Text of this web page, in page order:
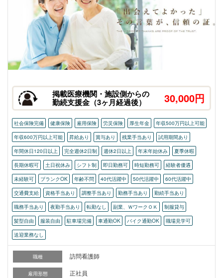
掲載医療機関・施設側からの
勤続支援金（3ヶ月経過後） 30,000円
社会保険完備 健康保険 雇用保険 労災保険 厚生年金
年収500万円以上可能
年収600万円以上可能
昇給あり 賞与あり 残業手当あり
試用期間あり
年間休日120日以上
完全週休2日制 週休2日以上 年末年始休み
夏季休暇
長期休暇可
土日祝休み シフト制 即日勤務可 時短勤務可
経験者優遇
未経験可
ブランクOK 年齢不問 40代活躍中 50代活躍中
60代活躍中
交通費支給
資格手当あり 調整手当あり 勤務手当あり
勤続手当あり
職務手当あり
夜勤手当あり 転勤なし 副業、ＷワークＯＫ
制服貸与
髪型自由
服装自由 駐車場完備 車通勤OK バイク通勤OK
職場見学可
送迎業務なし
職種 訪問看護師
雇用形態 正社員